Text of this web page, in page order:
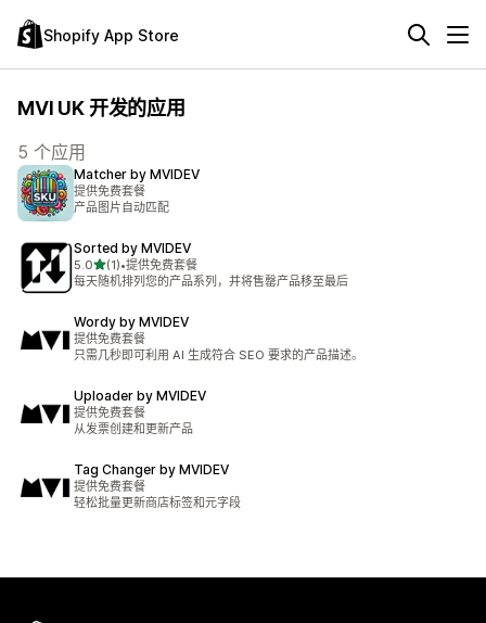
Shopify App Store
MVI UK 开发的应用
5 个应用
Matcher by MVIDEV
提供免费套餐
产品图片自动匹配
Sorted by MVIDEV
5.0星（满分 5 星）
(1)
总共 1 条评论
•提供免费套餐
每天随机排列您的产品系列，并将售罄产品移至最后
Wordy by MVIDEV
提供免费套餐
只需几秒即可利用 AI 生成符合 SEO 要求的产品描述。
Uploader by MVIDEV
提供免费套餐
从发票创建和更新产品
Tag Changer by MVIDEV
提供免费套餐
轻松批量更新商店标签和元字段